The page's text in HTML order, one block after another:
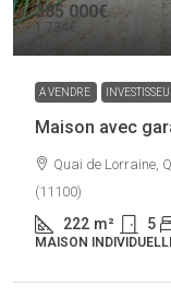
385 000€
1 734€
A VENDRE
Maison avec
Quai de Lorraine,
(11100)
222 m² 5
MAISON